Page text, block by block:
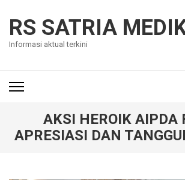
content
(Press
RS SATRIA
Informasi aktual terkini
AKSI HEROIK AIPDA
APRESIASI DAN